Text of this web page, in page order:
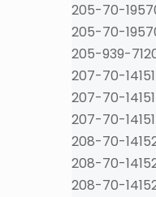
205-70-
205-70-
205-939-
207-70-
207-70-
207-70-14151
208-70-
208-70-
208-70-